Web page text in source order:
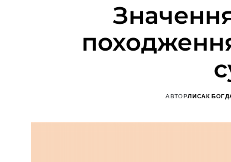
АВТОРЛИСАК